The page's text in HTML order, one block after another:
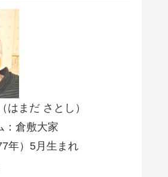
はまだ さとし）
：倉敷大家
年）5月生まれ